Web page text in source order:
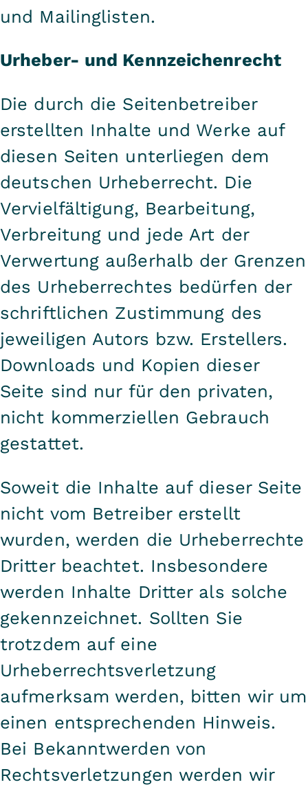
und Mailinglisten.
Urheber- und Kennzeichenrecht
Die durch die Seitenbetreiber
erstellten Inhalte und Werke auf
diesen Seiten unterliegen dem
deutschen Urheberrecht. Die
Vervielfältigung, Bearbeitung,
Verbreitung und jede Art der
Verwertung außerhalb der Grenzen
des Urheberrechtes bedürfen der
schriftlichen Zustimmung des
jeweiligen Autors bzw. Erstellers.
Downloads und Kopien dieser
Seite sind nur für den privaten,
nicht kommerziellen Gebrauch
gestattet.
Soweit die Inhalte auf dieser Seite
nicht vom Betreiber erstellt
wurden, werden die Urheberrechte
Dritter beachtet. Insbesondere
werden Inhalte Dritter als solche
gekennzeichnet. Sollten Sie
trotzdem auf eine
Urheberrechtsverletzung
aufmerksam werden, bitten wir um
einen entsprechenden Hinweis.
Bei Bekanntwerden von
Rechtsverletzungen werden wir